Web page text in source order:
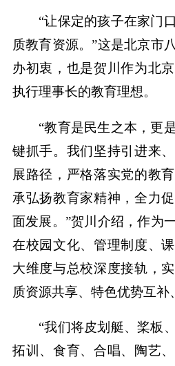
“让保定的孩子在家门
质教育资源。”这是北京市
办初衷，也是贺川作为北
执行理事长的教育理想。
“教育是民生之本，更
键抓手。我们坚持引进来
展路径，严格落实党的教
承弘扬教育家精神，全力
面发展。”贺川介绍，作为
在校园文化、管理制度、
大维度与总校深度接轨，
质资源共享、特色优势互补
“我们将皮划艇、桨板
拓训、食育、合唱、陶艺